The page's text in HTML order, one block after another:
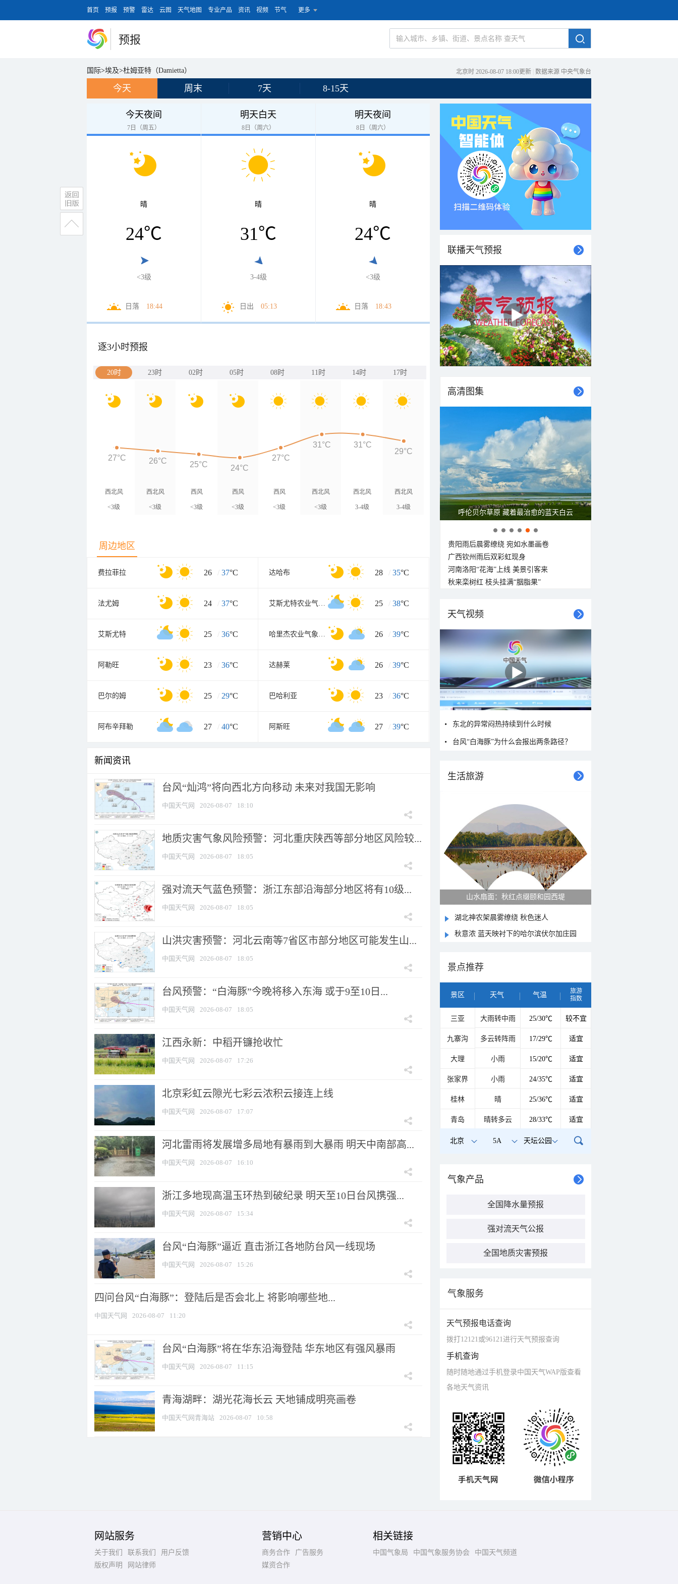
首页 预报 预警 雷达 云图 天气地图 专业产品 资讯 视频 节气 更多
预报
国际>埃及>杜姆亚特（Damietta） 北京时 2026-08-07 18:00更新 数据来源 中央气象台
今天 周末 7天 8-15天
今天夜间
7日（周五）
晴
24℃
<3级
日落 18:44
明天白天
8日（周六）
晴
31℃
3-4级
日出 05:13
明天夜间
8日（周六）
晴
24℃
<3级
日落 18:43
逐3小时预报
20时 23时 02时 05时 08时 11时 14时 17时
西北风
<3级
西北风
<3级
西风
<3级
西风
<3级
西风
<3级
西北风
<3级
西北风
3-4级
西北风
3-4级
27°C 26°C 25°C 24°C
27°C
31°C 31°C
29°C
周边地区
费拉菲拉 26 / 37°C 达哈布 28 / 35°C
法尤姆 24 / 37°C 艾斯尤特农业气象组 25 / 38°C
艾斯尤特 25 / 36°C 哈里杰农业气象组(哈里杰农业气象站) 26 / 39°C
阿勒旺 23 / 36°C 达赫莱 26 / 39°C
巴尔的姆 25 / 29°C 巴哈利亚 23 / 36°C
阿布辛拜勒 27 / 40°C 阿斯旺 27 / 39°C
新闻资讯
台风“灿鸿”将向西北方向移动 未来对我国无影响
中国天气网 2026-08-07 18:10
地质灾害气象风险预警：河北重庆陕西等部分地区风险较...
中国天气网 2026-08-07 18:05
强对流天气蓝色预警：浙江东部沿海部分地区将有10级...
中国天气网 2026-08-07 18:05
山洪灾害预警：河北云南等7省区市部分地区可能发生山...
中国天气网 2026-08-07 18:05
台风预警：“白海豚”今晚将移入东海 或于9至10日...
中国天气网 2026-08-07 18:05
江西永新：中稻开镰抢收忙
中国天气网 2026-08-07 17:26
北京彩虹云隙光七彩云浓积云接连上线
中国天气网 2026-08-07 17:07
河北雷雨将发展增多局地有暴雨到大暴雨 明天中南部高...
中国天气网 2026-08-07 16:10
浙江多地现高温玉环热到破纪录 明天至10日台风携强...
中国天气网 2026-08-07 15:34
台风“白海豚”逼近 直击浙江各地防台风一线现场
中国天气网 2026-08-07 15:26
四问台风“白海豚”：登陆后是否会北上 将影响哪些地...
中国天气网 2026-08-07 11:20
台风“白海豚”将在华东沿海登陆 华东地区有强风暴雨
中国天气网 2026-08-07 11:15
青海湖畔：湖光花海长云 天地铺成明亮画卷
中国天气网青海站 2026-08-07 10:58
联播天气预报
高清图集
呼伦贝尔草原 藏着最治愈的蓝天白云
贵阳雨后晨雾缭绕 宛如水墨画卷
广西钦州雨后双彩虹现身
河南洛阳“花海”上线 美景引客来
秋来栾树红 枝头挂满“胭脂果”
天气视频
东北的异常闷热持续到什么时候
台风“白海豚”为什么会报出两条路径？
生活旅游
山水扇面：秋红点缀颐和园西堤
湖北神农架晨雾缭绕 秋色迷人
秋意浓 蓝天映衬下的哈尔滨伏尔加庄园
景点推荐
景区 天气 气温
旅游
指数
三亚 大雨转中雨 25/30℃ 较不宜
九寨沟 多云转阵雨 17/29℃ 适宜
大理 小雨 15/20℃ 适宜
张家界 小雨 24/35℃ 适宜
桂林 晴 25/36℃ 适宜
青岛 晴转多云 28/33℃ 适宜
北京 5A 天坛公园
气象产品
全国降水量预报
强对流天气公报
全国地质灾害预报
气象服务
天气预报电话查询
拨打12121或96121进行天气预报查询
手机查询
随时随地通过手机登录中国天气WAP版查看
各地天气资讯
网站服务
关于我们 联系我们
用户反馈
版权声明
网站律师
营销中心
商务合作
广告服务
媒资合作
相关链接
中国气象局 中国气象服务协会 中国天气频道